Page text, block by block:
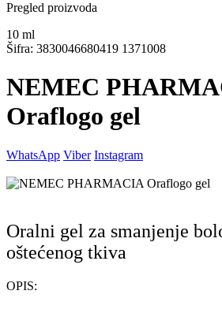
Pregled proizvoda
10 ml
Šifra: 3830046680419 1371008
NEMEC
Oraflogo gel
WhatsApp Viber Instagram
Oralni gel za smanjenje
oštećenog tkiva
OPIS: